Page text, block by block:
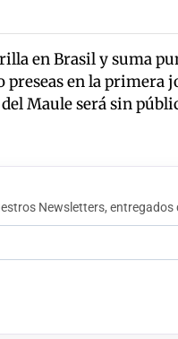
en Brasil y suma
en la primera
Maule será sin
Newsletters,